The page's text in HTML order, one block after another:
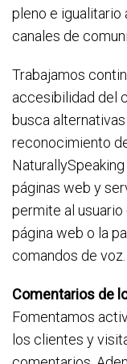
pleno e igualitario
canales de
Trabajamos
accesibilidad del
busca
reconocimiento
páginas web y
permite al
página web o la
comandos de voz.
Comentarios de
Fomentamos
los clientes y